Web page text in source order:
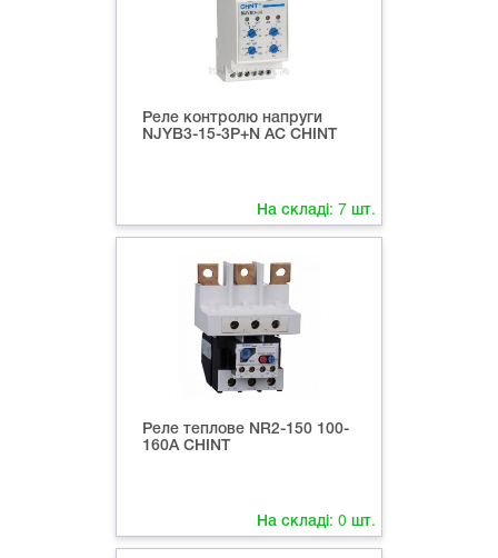
Реле контролю напруги
NJYB3-15-3P+N AC CHINT
На складі: 7 шт.
Реле теплове NR2-150 100-
160А CHINT
На складі: 0 шт.